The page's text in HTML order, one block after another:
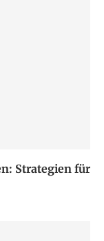
Strategien für